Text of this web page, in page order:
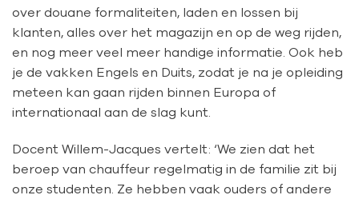
over douane formaliteiten, laden en lossen bij
klanten, alles over het magazijn en op de weg rijden,
en nog meer veel meer handige informatie. Ook heb
je de vakken Engels en Duits, zodat je na je opleiding
meteen kan gaan rijden binnen Europa of
internationaal aan de slag kunt.
Docent Willem-Jacques vertelt: ‘We zien dat het
beroep van chauffeur regelmatig in de familie zit bij
onze studenten. Ze hebben vaak ouders of andere